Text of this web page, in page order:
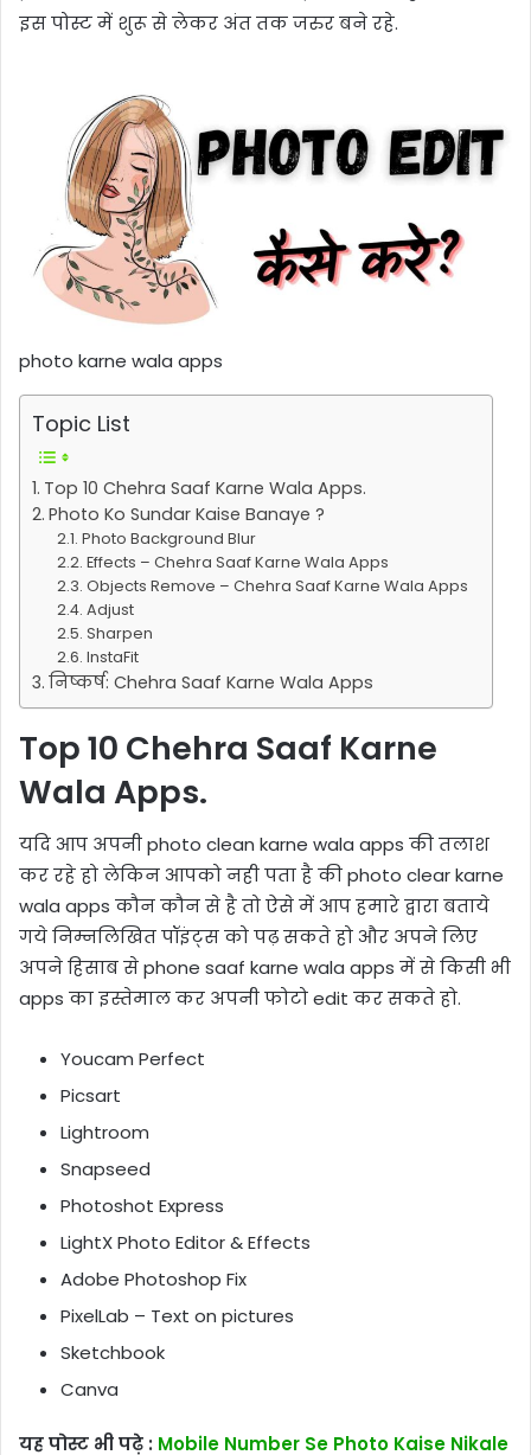
इस पोस्ट में शुरू से लेकर अंत तक जरुर बने रहे.
photo karne wala apps
Topic List
Top 10 Chehra Saaf Karne Wala Apps.
Photo Ko Sundar Kaise Banaye ?
Photo Background Blur
Effects – Chehra Saaf Karne Wala Apps
Objects Remove – Chehra Saaf Karne Wala Apps
Adjust
Sharpen
InstaFit
निष्कर्ष: Chehra Saaf Karne Wala Apps
Top 10 Chehra Saaf Karne
Wala Apps.
यदि आप अपनी photo clean karne wala apps की तलाश
कर रहे हो लेकिन आपको नही पता है की photo clear karne
wala apps कौन कौन से है तो ऐसे में आप हमारे द्वारा बताये
गये निम्नलिखित पॉइंट्स को पढ़ सकते हो और अपने लिए
अपने हिसाब से phone saaf karne wala apps में से किसी भी
apps का इस्तेमाल कर अपनी फोटो edit कर सकते हो.
Youcam Perfect
Picsart
Lightroom
Snapseed
Photoshot Express
LightX Photo Editor & Effects
Adobe Photoshop Fix
PixelLab – Text on pictures
Sketchbook
Canva
यह पोस्ट भी पढ़े : Mobile Number Se Photo Kaise Nikale